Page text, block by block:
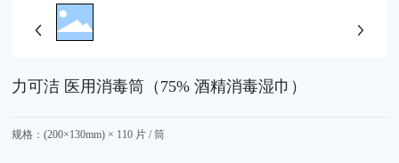
力可洁 医用消毒筒（75% 酒精消毒湿巾）
规格：(200×130mm) × 110 片 / 筒